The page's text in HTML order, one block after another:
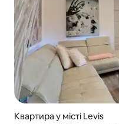
Квартира у місті Levis